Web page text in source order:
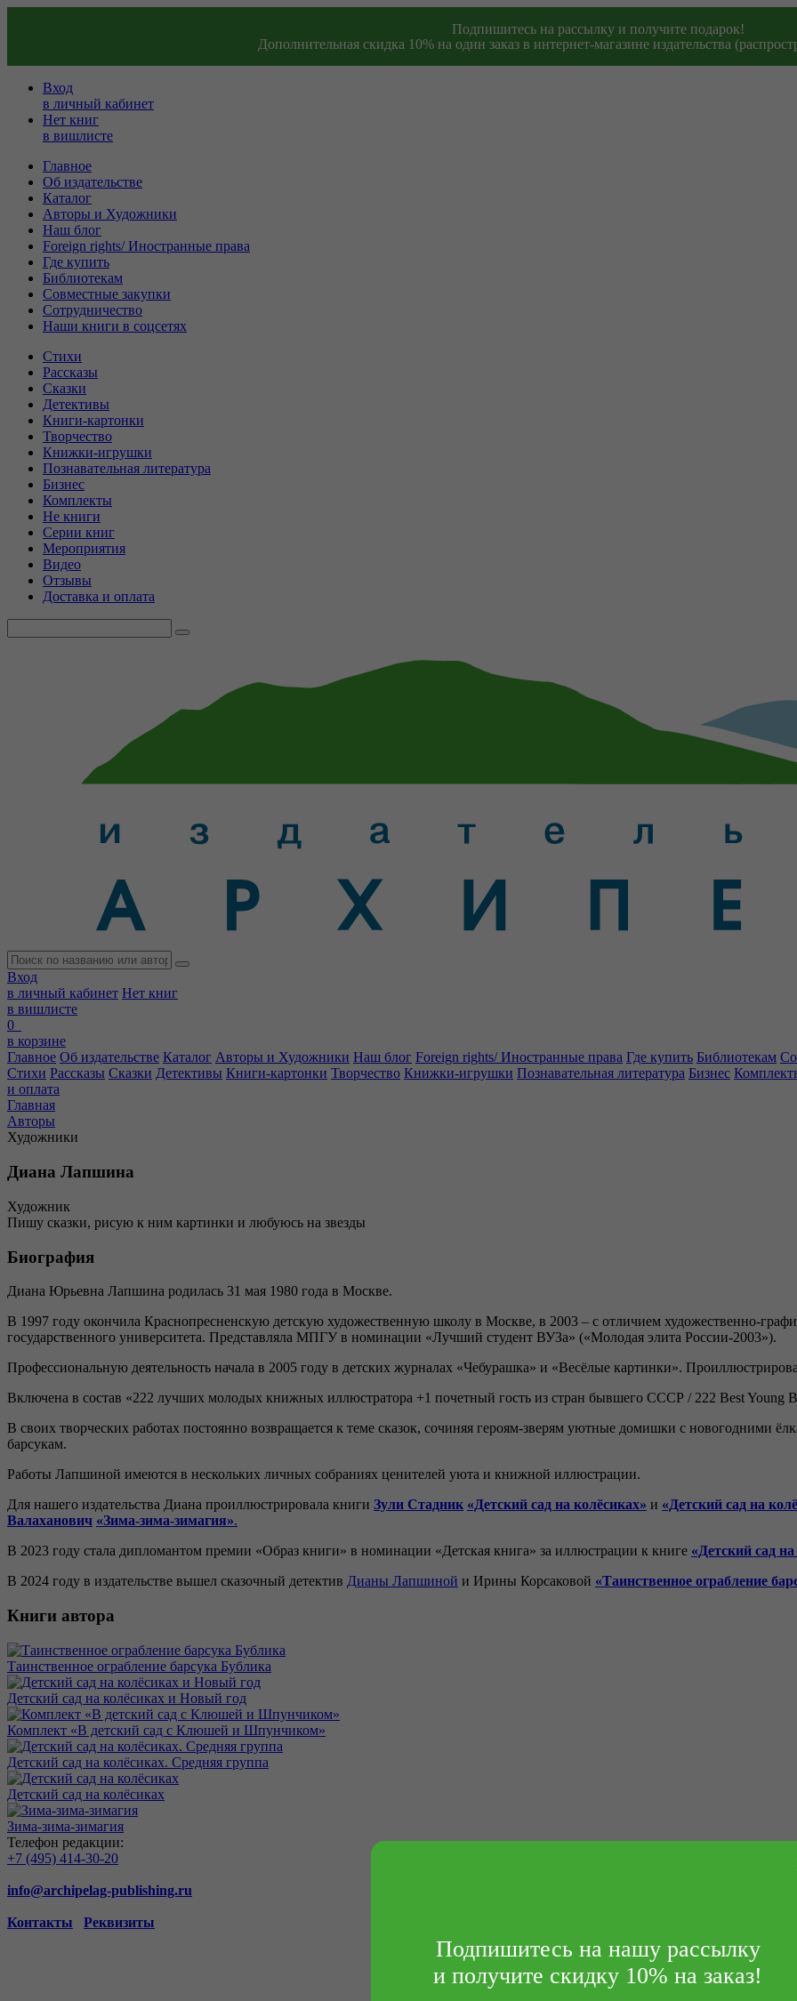
Подпишитесь на рассылку и получите подарок!
Дополнительная скидка 10% на один заказ в интернет-магазине издательства
Вход
в личный кабинет
Нет книг
в вишлисте
Главное
Об издательстве
Каталог
Авторы и Художники
Наш блог
Foreign rights/ Иностранные права
Где купить
Библиотекам
Совместные закупки
Сотрудничество
Наши книги в соцсетях
Стихи
Рассказы
Сказки
Детективы
Книги-картонки
Творчество
Книжки-игрушки
Познавательная литература
Бизнес
Комплекты
Не книги
Серии книг
Мероприятия
Видео
Отзывы
Доставка и оплата
Вход
в личный кабинет Нет книг
в вишлисте
0
в корзине
Главное Об издательстве Каталог Авторы и Художники Наш блог Foreign rights/ Иностранные права Где купить Библиотекам
Стихи Рассказы Сказки Детективы Книги-картонки Творчество Книжки-игрушки Познавательная литература Бизнес
и оплата
Главная
Авторы
Художники
Диана Лапшина
Художник
Пишу сказки, рисую к ним картинки и любуюсь на звезды
Биография
Диана Юрьевна Лапшина родилась 31 мая 1980 года в Москве.
В 1997 году окончила Краснопресненскую детскую художественную школу в Москве, в 2003 – с отличием художественно-
государственного университета. Представляла МПГУ в номинации «Лучший студент ВУЗа» («Молодая элита России-2003»).
Профессиональную деятельность начала в 2005 году в детских журналах «Чебурашка» и «Весёлые картинки».
Включена в состав «222 лучших молодых книжных иллюстратора +1 почетный гость из стран бывшего СССР / 222 Best Young
В своих творческих работах постоянно возвращается к теме сказок, сочиняя героям-зверям уютные домишки с новогодними
барсукам.
Работы Лапшиной имеются в нескольких личных собраниях ценителей уюта и книжной иллюстрации.
Для нашего издательства Диана проиллюстрировала книги Зули Стадник «Детский сад на колёсиках» и «Детский сад на
Валаханович «Зима-зима-зимагия».
В 2023 году стала дипломантом премии «Образ книги» в номинации «Детская книга» за иллюстрации к книге «Детский сад
В 2024 году в издательстве вышел сказочный детектив Дианы Лапшиной и Ирины Корсаковой «Таинственное ограбление
Книги автора
Таинственное ограбление барсука Бублика
Детский сад на колёсиках и Новый год
Комплект «В детский сад с Клюшей и Шпунчиком»
Детский сад на колёсиках. Средняя группа
Детский сад на колёсиках
Зима-зима-зимагия
Телефон редакции:
+7 (495) 414-30-20
info@archipelag-publishing.ru
Контакты Реквизиты
Подпишитесь на нашу рассылку
и получите скидку 10% на заказ!